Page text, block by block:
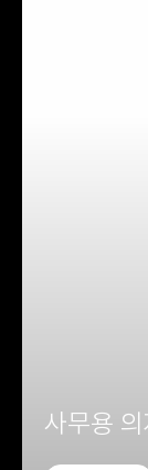
사무용